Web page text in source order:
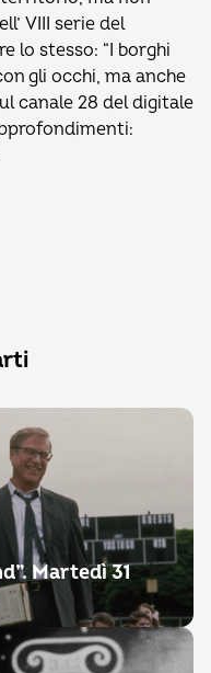
VIII serie del
lo stesso: “I borghi
gli occhi, ma anche
canale 28 del digitale
Martedì 31